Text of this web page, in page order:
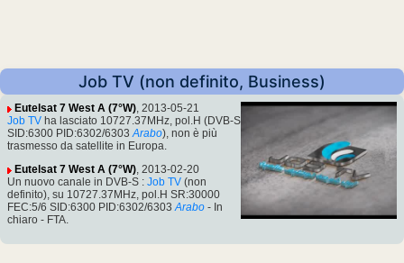
Job TV (non definito, Business)
Eutelsat 7 West A (7°W), 2013-05-21
Job TV ha lasciato 10727.37MHz, pol.H (DVB-S
SID:6300 PID:6302/6303 Arabo), non è più
trasmesso da satellite in Europa.
Eutelsat 7 West A (7°W), 2013-02-20
Un nuovo canale in DVB-S : Job TV (non
definito), su 10727.37MHz, pol.H SR:30000
FEC:5/6 SID:6300 PID:6302/6303 Arabo - In
chiaro - FTA.